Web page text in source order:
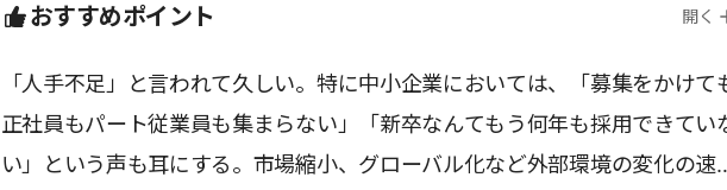
おすすめポイント 開く
「人手不足」と言われて久しい。特に中小企業においては、「募集をかけて
正社員もパート従業員も集まらない」「新卒なんてもう何年も採用できてい
い」という声も耳にする。市場縮小、グローバル化など外部環境の変化の速